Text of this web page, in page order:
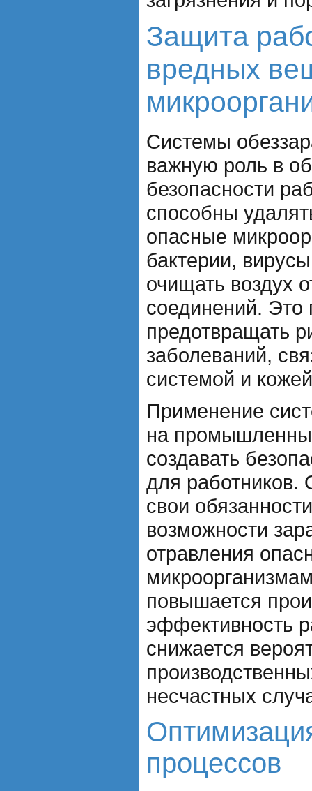
Защита
вредных
Системы
важную роль в
безопасности
способны
опасные
бактерии,
очищать воздух
соединений. Это
предотвращать
заболеваний,
системой и
Применение
на
создавать
для работников.
свои
возможности
отравления
повышается
эффективность
снижается
несчастных
процессов